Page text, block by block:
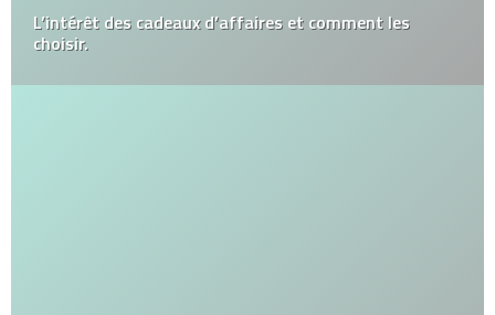
L’intérêt des cadeaux d’affaires et comment les
choisir.